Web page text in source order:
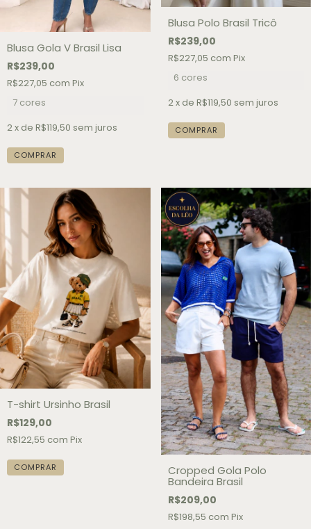
Blusa Gola V Brasil Lisa
R$239,00
R$227,05 com Pix
7 cores
2x de R$119,50 sem juros
COMPRAR
Blusa Polo Brasil Tricô
R$239,00
R$227,05 com Pix
6 cores
2x de R$119,50 sem juros
COMPRAR
T-shirt Ursinho Brasil
R$129,00
R$122,55 com Pix
COMPRAR Cropped Gola Polo
Bandeira Brasil
R$209,00
R$198,55 com Pix